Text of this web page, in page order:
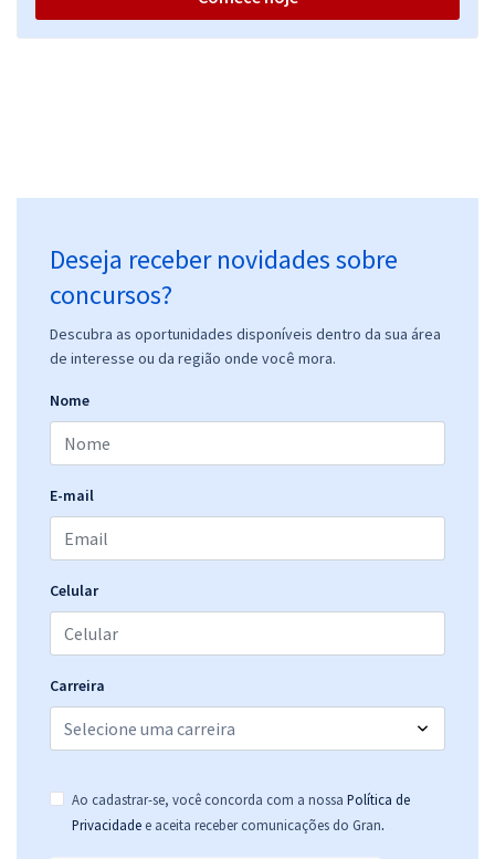
Deseja receber novidades sobre
concursos?
Descubra as oportunidades disponíveis dentro da sua área
de interesse ou da região onde você mora.
Nome
E-mail
Celular
Carreira
Ao cadastrar-se, você concorda com a nossa Política de
Privacidade e aceita receber comunicações do Gran.